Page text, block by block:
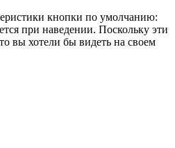
кнопки по умолчанию:
при наведении. Поскольку эти
вы хотели бы видеть на своем